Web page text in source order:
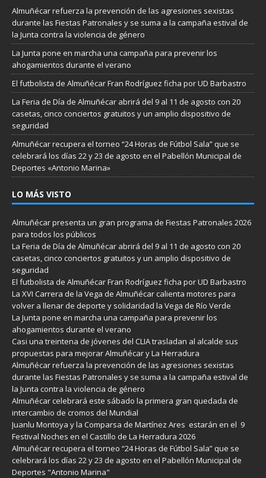
Almuñécar refuerza la prevención de las agresiones sexistas
durante las Fiestas Patronales y se suma a la campaña estival de
la Junta contra la violencia de género
La Junta pone en marcha una campaña para prevenir los
ahogamientos durante el verano
El futbolista de Almuñécar Fran Rodríguez ficha por UD Barbastro
La Feria de Día de Almuñécar abrirá del 9 al 11 de agosto con 20
casetas, cinco conciertos gratuitos y un amplio dispositivo de
seguridad
Almuñécar recupera el torneo “24 Horas de Fútbol Sala” que se
celebrará los días 22 y 23 de agosto en el Pabellón Municipal de
Deportes «Antonio Marina»
LO MÁS VISTO
Almuñécar presenta un gran programa de Fiestas Patronales 2026
para todos los públicos
La Feria de Día de Almuñécar abrirá del 9 al 11 de agosto con 20
casetas, cinco conciertos gratuitos y un amplio dispositivo de
seguridad
El futbolista de Almuñécar Fran Rodríguez ficha por UD Barbastro
La XVI Carrera de la Vega de Almuñécar calienta motores para
volver a llenar de deporte y solidaridad la Vega de Río Verde
La Junta pone en marcha una campaña para prevenir los
ahogamientos durante el verano
Casi una treintena de jóvenes del CLIA trasladan al alcalde sus
propuestas para mejorar Almuñécar y La Herradura
Almuñécar refuerza la prevención de las agresiones sexistas
durante las Fiestas Patronales y se suma a la campaña estival de
la Junta contra la violencia de género
Almuñécar celebrará este sábado la primera gran quedada de
intercambio de cromos del Mundial
Juanlu Montoya y la Comparsa de Martínez Ares estarán en el 9
Festival Noches en el Castillo de La Herradura 2026
Almuñécar recupera el torneo “24 Horas de Fútbol Sala” que se
celebrará los días 22 y 23 de agosto en el Pabellón Municipal de
Deportes "Antonio Marina"